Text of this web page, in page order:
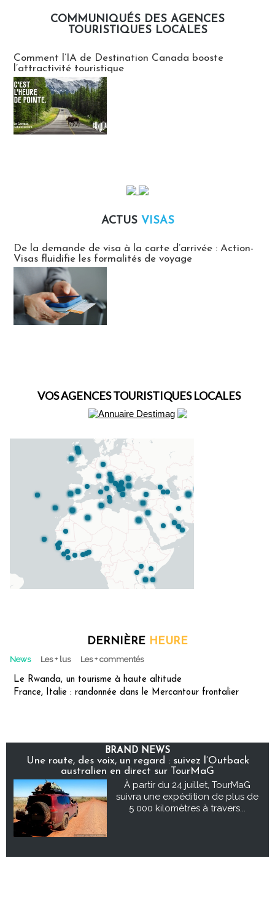
COMMUNIQUÉS DES AGENCES
TOURISTIQUES LOCALES
Comment l’IA de Destination Canada booste
l’attractivité touristique
ACTUS VISAS
De la demande de visa à la carte d’arrivée : Action-
Visas fluidifie les formalités de voyage
VOS AGENCES TOURISTIQUES LOCALES
DERNIÈRE HEURE
News Les + lus Les + commentés
Le Rwanda, un tourisme à haute altitude
France, Italie : randonnée dans le Mercantour frontalier
BRAND NEWS
Une route, des voix, un regard : suivez l’Outback
australien en direct sur TourMaG
À partir du 24 juillet, TourMaG
suivra une expédition de plus de
5 000 kilomètres à travers...